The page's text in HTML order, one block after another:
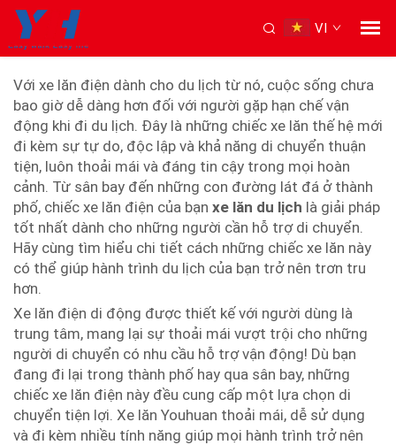
VI
Ghế lăn điện di chuyển
Với xe lăn điện dành cho du lịch từ nó, cuộc sống chưa
bao giờ dễ dàng hơn đối với người gặp hạn chế vận
động khi đi du lịch. Đây là những chiếc xe lăn thế hệ mới
đi kèm sự tự do, độc lập và khả năng di chuyển thuận
tiện, luôn thoải mái và đáng tin cậy trong mọi hoàn
cảnh. Từ sân bay đến những con đường lát đá ở thành
phố, chiếc xe lăn điện của bạn xe lăn du lịch là giải pháp
tốt nhất dành cho những người cần hỗ trợ di chuyển.
Hãy cùng tìm hiểu chi tiết cách những chiếc xe lăn này
có thể giúp hành trình du lịch của bạn trở nên trơn tru
hơn.
Xe lăn điện di động được thiết kế với người dùng là
trung tâm, mang lại sự thoải mái vượt trội cho những
người di chuyển có nhu cầu hỗ trợ vận động! Dù bạn
đang đi lại trong thành phố hay qua sân bay, những
chiếc xe lăn điện này đều cung cấp một lựa chọn di
chuyển tiện lợi. Xe lăn Youhuan thoải mái, dễ sử dụng
và đi kèm nhiều tính năng giúp mọi hành trình trở nên